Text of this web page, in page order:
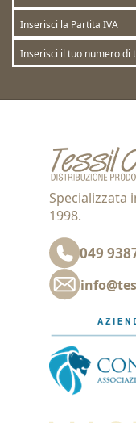
Specializzata
1998.
049